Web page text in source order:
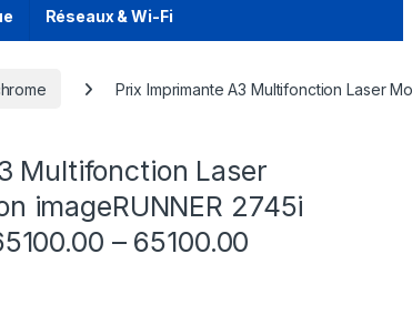
Réseaux & Wi-Fi
Prix Imprimante A3 Multifonction Laser
Multifonction Laser
imageRUNNER 2745i
– 65100.00